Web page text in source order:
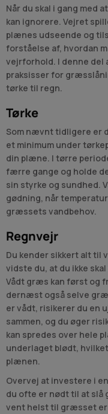
Når du skal i gang med
kan ignorere. Vejret
plænes udseende og
forståelse af, hvordan
vejrforhold. I denne del
praksisser for
tørke til regn.
Tørke
Som nævnt tidligere er
et minimum under
din plæne. I tørre
færre gange og holde
sin styrke og sundhed.
gødning, når
græssets vandbehov.
Regnvejr
Du kender sikkert alt til
vidste du, at du ikke
Vådt græs kan først og
dernæst også selve
er vådt, risikerer du en
sammen, og du øger
kan spredes over hele
underlaget blødt,
plænen.
Overvej at investere i
du ofte er nødt til at
vent helst til græsset